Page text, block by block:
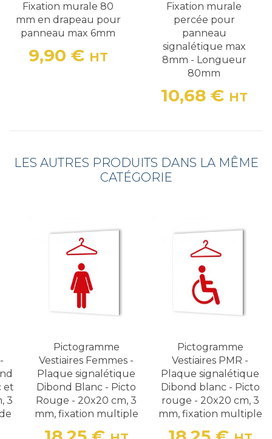
Fixation murale 80
mm en drapeau pour
panneau max 6mm
Prix
9,90 € HT
Fixation murale
percée pour
panneau
signalétique max
8mm - Longueur
80mm
Prix
10,68 € HT
LES AUTRES PRODUITS DANS LA MÊME
CATÉGORIE
et
3
Pictogramme
Vestiaires Femmes -
Plaque signalétique
Dibond Blanc - Picto
Rouge - 20x20 cm, 3
mm, fixation multiple
Pictogramme
Vestiaires PMR -
Plaque signalétique
Dibond blanc - Picto
rouge - 20x20 cm, 3
mm, fixation multiple